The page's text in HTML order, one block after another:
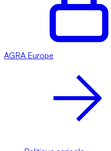
AGRA Europe